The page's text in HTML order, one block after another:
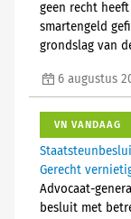
geen recht
smartengeld
grondslag van
6 augustus
VN VANDAAG
Gerecht
Advocaat-
besluit met